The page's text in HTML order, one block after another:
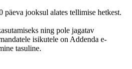
jooksul alates tellimise hetkest.
ning pole jagatav
isikutele on Addenda e-
tasuline.